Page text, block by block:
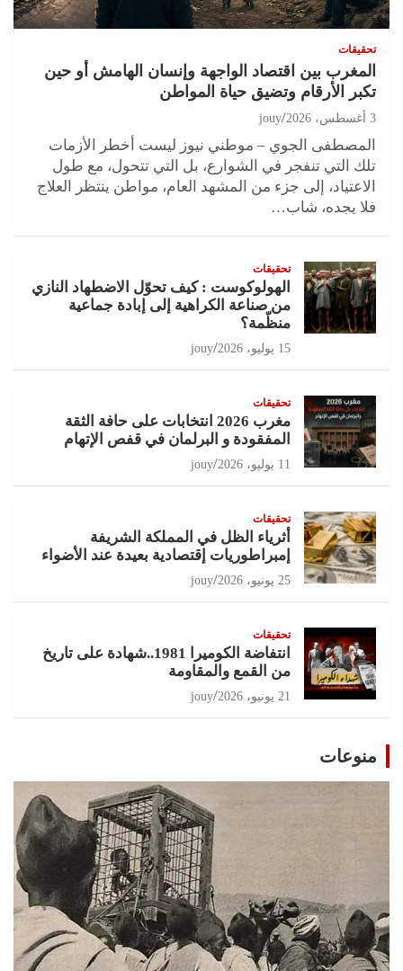
تحقيقات
المغرب بين اقتصاد الواجهة وإنسان الهامش أو حين
تكبر الأرقام وتضيق حياة المواطن
3 أغسطس، 2026 jouy
المصطفى الجوي – موطني نيوز ليست أخطر الأزمات
تلك التي تنفجر في الشوارع، بل التي تتحول، مع طول
الاعتياد، إلى جزء من المشهد العام، مواطن ينتظر العلاج
فلا يجده، شاب…
تحقيقات
الهولوكوست : كيف تحوّل الاضطهاد النازي
من صناعة الكراهية إلى إبادة جماعية
منظّمة؟
15 يوليو، 2026 jouy
تحقيقات
مغرب 2026 انتخابات على حافة الثقة
المفقودة و البرلمان في قفص الإتهام
11 يوليو، 2026 jouy
تحقيقات
أثرياء الظل في المملكة الشريفة
إمبراطوريات إقتصادية بعيدة عند الأضواء
25 يونيو، 2026 jouy
تحقيقات
انتفاضة الكوميرا 1981..شهادة على تاريخ
من القمع والمقاومة
21 يونيو، 2026 jouy
منوعات